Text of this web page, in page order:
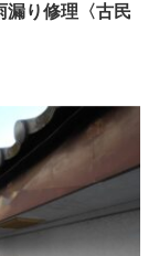
漏り修理〈古民